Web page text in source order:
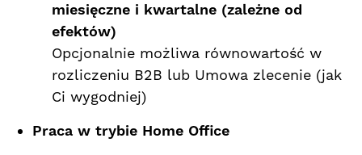
miesięczne i kwartalne (zależne od
efektów)
Opcjonalnie możliwa równowartość w
rozliczeniu B2B lub Umowa zlecenie (jak
Ci wygodniej)
Praca w trybie Home Office